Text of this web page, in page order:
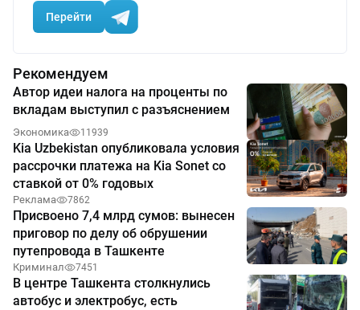
Перейти
Рекомендуем
Автор идеи налога на проценты по
вкладам выступил с разъяснением
Экономика 11939
Kia Uzbekistan опубликовала условия
рассрочки платежа на Kia Sonet со
ставкой от 0% годовых
Реклама 7862
Присвоено 7,4 млрд сумов: вынесен
приговор по делу об обрушении
путепровода в Ташкенте
Криминал 7451
В центре Ташкента столкнулись
автобус и электробус, есть